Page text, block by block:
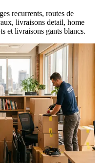
recurrents, routes de
livraisons detail, home
et livraisons gants blancs.